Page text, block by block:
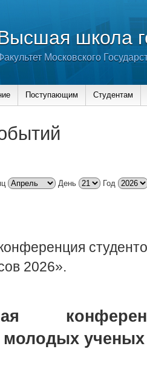
школа
Московского
Поступающим Студентам
День Год
2026».
молодых